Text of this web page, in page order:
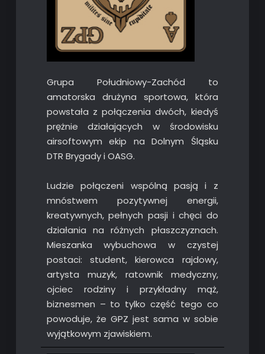
Grupa Południowy-Zachód to
amatorska drużyna sportowa, która
powstała z połączenia dwóch, kiedyś
prężnie działających w środowisku
airsoftowym ekip na Dolnym Śląsku
DTR Brygady i OASG.
Ludzie połączeni wspólną pasją i z
mnóstwem pozytywnej energii,
kreatywnych, pełnych pasji i chęci do
działania na różnych płaszczyznach.
Mieszanka wybuchowa w czystej
postaci: student, kierowca rajdowy,
artysta muzyk, ratownik medyczny,
ojciec rodziny i przykładny mąż,
biznesmen – to tylko część tego co
powoduje, że GPZ jest sama w sobie
wyjątkowym zjawiskiem.